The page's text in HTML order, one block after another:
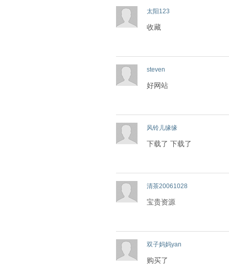
太阳123
收藏
steven
好网站
风铃儿缘缘
下载了 下载了
清茶20061028
宝贵资源
双子妈妈yan
购买了